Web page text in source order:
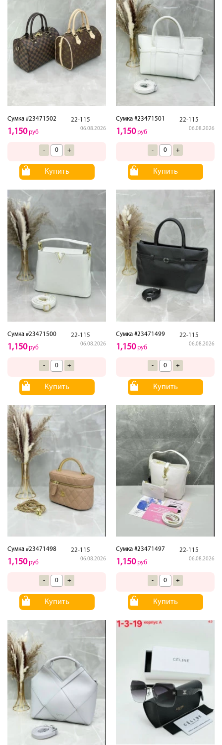
Сумка #23471502 22-115
06.08.2026
1,150руб
- +
Купить
Сумка #23471501 22-115
06.08.2026
1,150руб
- +
Купить
Сумка #23471500 22-115
06.08.2026
1,150руб
- +
Купить
Сумка #23471499 22-115
06.08.2026
1,150руб
- +
Купить
Сумка #23471498 22-115
06.08.2026
1,150руб
- +
Купить
Сумка #23471497 22-115
06.08.2026
1,150руб
- +
Купить